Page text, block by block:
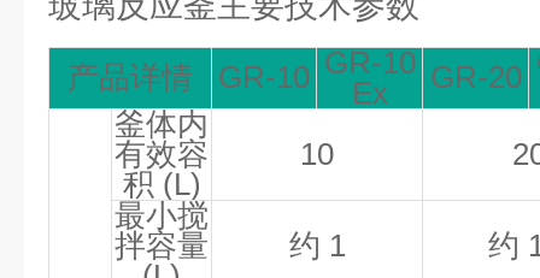
产品详情 GR-10 GR-10
Ex
GR-20
釜体内
有效容
积 (L)
10
最小搅
拌容量
约 1 约